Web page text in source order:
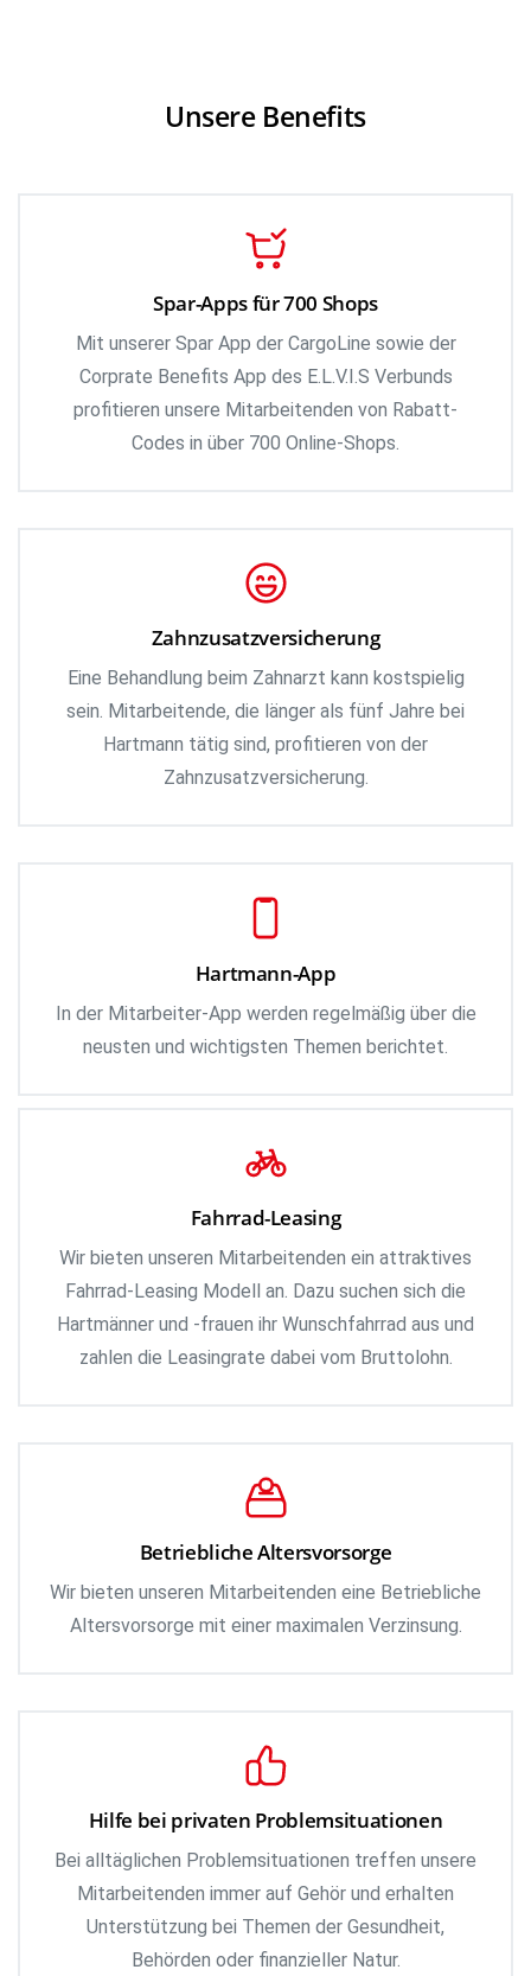
Unsere Benefits
Spar-Apps für 700 Shops
Mit unserer Spar App der CargoLine sowie der
Corprate Benefits App des E.L.V.I.S Verbunds
profitieren unsere Mitarbeitenden von Rabatt-
Codes in über 700 Online-Shops.
Zahnzusatzversicherung
Eine Behandlung beim Zahnarzt kann kostspielig
sein. Mitarbeitende, die länger als fünf Jahre bei
Hartmann tätig sind, profitieren von der
Zahnzusatzversicherung.
Hartmann-App
In der Mitarbeiter-App werden regelmäßig über die
neusten und wichtigsten Themen berichtet.
Fahrrad-Leasing
Wir bieten unseren Mitarbeitenden ein attraktives
Fahrrad-Leasing Modell an. Dazu suchen sich die
Hartmänner und -frauen ihr Wunschfahrrad aus und
zahlen die Leasingrate dabei vom Bruttolohn.
Betriebliche Altersvorsorge
Wir bieten unseren Mitarbeitenden eine Betriebliche
Altersvorsorge mit einer maximalen Verzinsung.
Hilfe bei privaten Problemsituationen
Bei alltäglichen Problemsituationen treffen unsere
Mitarbeitenden immer auf Gehör und erhalten
Unterstützung bei Themen der Gesundheit,
Behörden oder finanzieller Natur.